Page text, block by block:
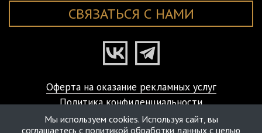
СВЯЗАТЬСЯ С НАМИ
Оферта на оказание рекламных услуг
Политика конфиденциальности
© ART-VISAGE Studio Laboratory, 2000-2026
Мы используем cookies. Используя сайт, вы
соглашаетесь с политикой обработки данных с целью